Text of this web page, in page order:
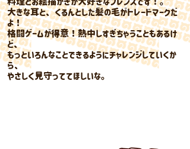
大きな耳と、くるんとした髪の毛がトレードマークだ
よ！
格闘ゲームが得意！熱中しすぎちゃうこともあるけ
ど、
もっといろんなことできるようにチャレンジしていくか
ら、
やさしく見守っててほしいな。